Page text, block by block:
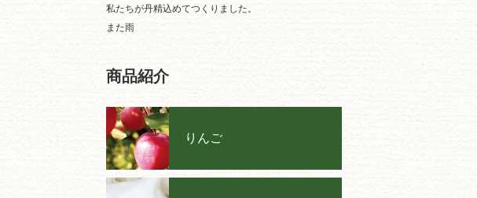
私たちが丹精込めてつくりました。
また雨
商品紹介
りんご